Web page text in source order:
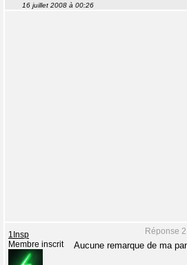
16 juillet 2008 à 00:26
Réponse
1Insp
Membre inscrit
Aucune remarque de ma